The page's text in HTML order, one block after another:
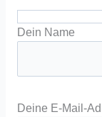
Dein Name
Deine E-Mail-